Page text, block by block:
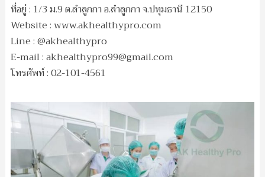
ที่อยู่ : 1/3 ม.9 ต.ลำลูกกา อ.ลำลูกกา จ.ปทุมธานี 12150
Website : www.akhealthypro.com
Line : @akhealthypro
E-mail :akhealthypro99@gmail.com
โทรศัพท์ : 02-101-4561